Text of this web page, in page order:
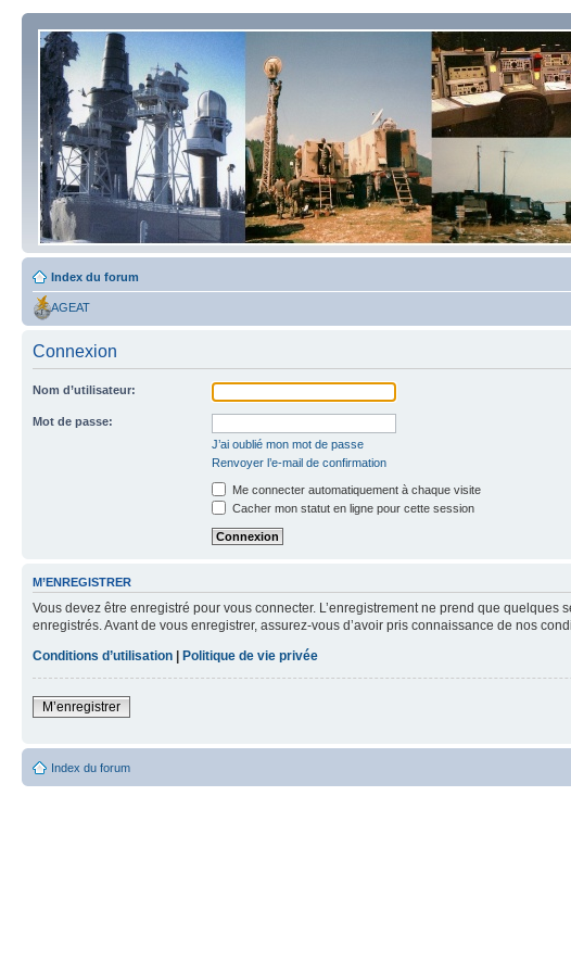
Index du forum
AGEAT
Connexion
Nom d’utilisateur:
Mot de passe:
J’ai oublié mon mot de passe
Renvoyer l’e-mail de confirmation
Me connecter automatiquement à chaque visite
Cacher mon statut en ligne pour cette session
M’ENREGISTRER
Vous devez être enregistré pour vous connecter. L’enregistrement ne prend que
enregistrés. Avant de vous enregistrer, assurez-vous d’avoir pris connaissance de nos
Conditions d’utilisation | Politique de vie privée
M’enregistrer
Index du forum